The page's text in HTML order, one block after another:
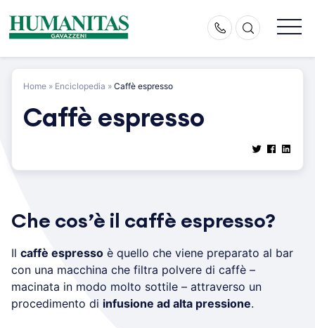
content
Home » Enciclopedia » Caffè espresso
Caffè espresso
Che cos’è il caffè espresso?
Il caffè espresso è quello che viene preparato al bar
con una macchina che filtra polvere di caffè –
macinata in modo molto sottile – attraverso un
procedimento di infusione ad alta pressione.